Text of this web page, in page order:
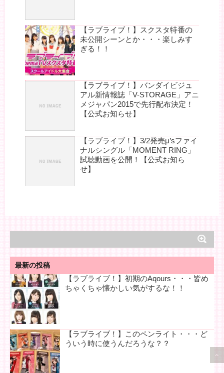
【ラブライブ！】スクスタ特番の
未公開シーンとか・・・楽しみす
ぎる！！
【ラブライブ！】バンダイビジュ
アル新情報誌「V-STORAGE」アニ
メジャパン2015で先行配布決定！
【公式お知らせ】
【ラブライブ！】3/2発売μ’sファイ
ナルシングル「MOMENT RING」
試聴動画を公開！【公式お知ら
せ】
最新の投稿
【ラブライブ！】初期のAqours・・・皆め
ちゃくちゃ懐かしい気がするな！！
【ラブライブ！】このペンライト・・・ど
ういう時に使うんだろうな？？